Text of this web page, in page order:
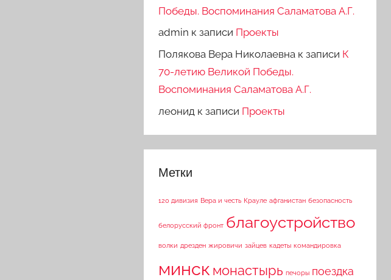
Победы. Воспоминания Саламатова А.Г.
admin к записи Проекты
Полякова Вера Николаевна к записи К
70-летию Великой Победы.
Воспоминания Саламатова А.Г.
леонид к записи Проекты
Метки
120 дивизия Вера и честь Крауле афганистан безопасность
белорусский фронт благоустройство
волки дрезден жировичи зайцев кадеты командировка
минск монастырь печоры поездка